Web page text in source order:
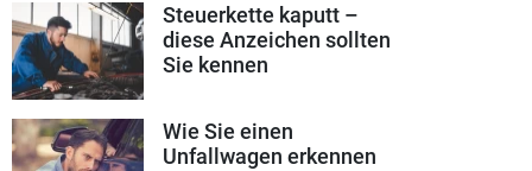
Steuerkette kaputt –
diese Anzeichen sollten
Sie kennen
Wie Sie einen
Unfallwagen erkennen